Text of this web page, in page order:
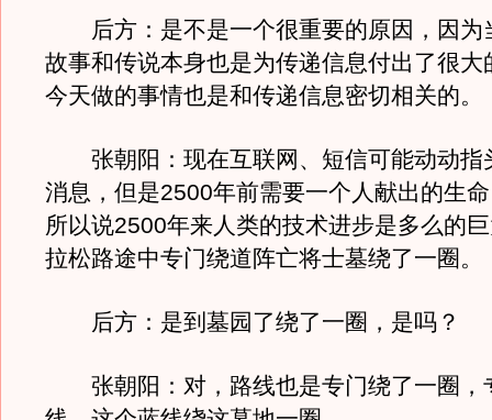
后方：是不是一个很重要的原因，因为
故事和传说本身也是为传递信息付出了很大
今天做的事情也是和传递信息密切相关的。
张朝阳：现在互联网、短信可能动动指
消息，但是2500年前需要一个人献出的生
所以说2500年来人类的技术进步是多么的
拉松路途中专门绕道阵亡将士墓绕了一
后方：是到墓园了绕了一圈，是吗？
张朝阳：对，路线也是专门绕了一圈，